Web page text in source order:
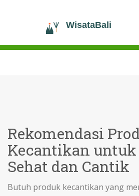
Rekomendasi
Kecantikan
Sehat dan Cantik
Butuh produk kecantikan yang